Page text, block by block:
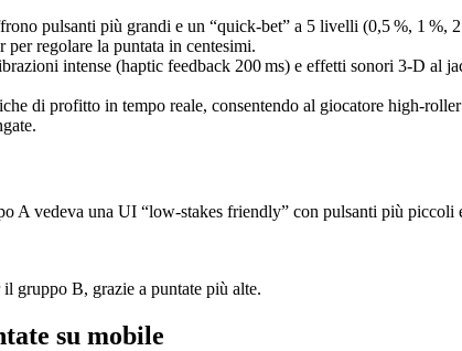
pulsanti più grandi e un “quick‑bet” a 5 livelli (0,5 %, 1
per regolare la puntata in centesimi.
intense (haptic feedback 200 ms) e effetti sonori 3‑D al
di profitto in tempo reale, consentendo al giocatore
A vedeva una UI “low‑stakes friendly” con pulsanti più
gruppo B, grazie a puntate più alte.
su mobile